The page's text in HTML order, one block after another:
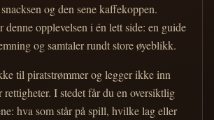
og den sene kaffekoppen.
denne opplevelsen i én lett side: en guide
og samtaler rundt store øyeblikk.
til piratstrømmer og legger ikke inn
I stedet får du en oversiktlig
hva som står på spill, hvilke lag eller